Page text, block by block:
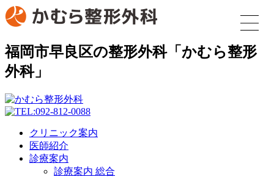
福岡市早良区の整形外科「かむら整形
外科」
クリニック案内
医師紹介
診療案内
診療案内 総合